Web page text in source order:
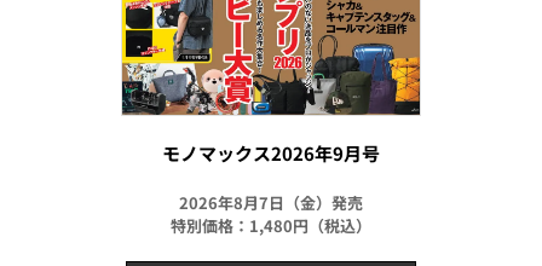
モノマックス2026年9月号
2026年8月7日（金）発売
特別価格：1,480円（税込）